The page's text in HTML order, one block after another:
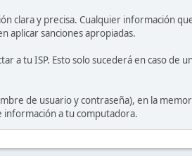
clara y precisa. Cualquier información
aplicar sanciones apropiadas.
a tu ISP. Esto solo sucederá en caso de
de usuario y contraseña), en la
información a tu computadora.